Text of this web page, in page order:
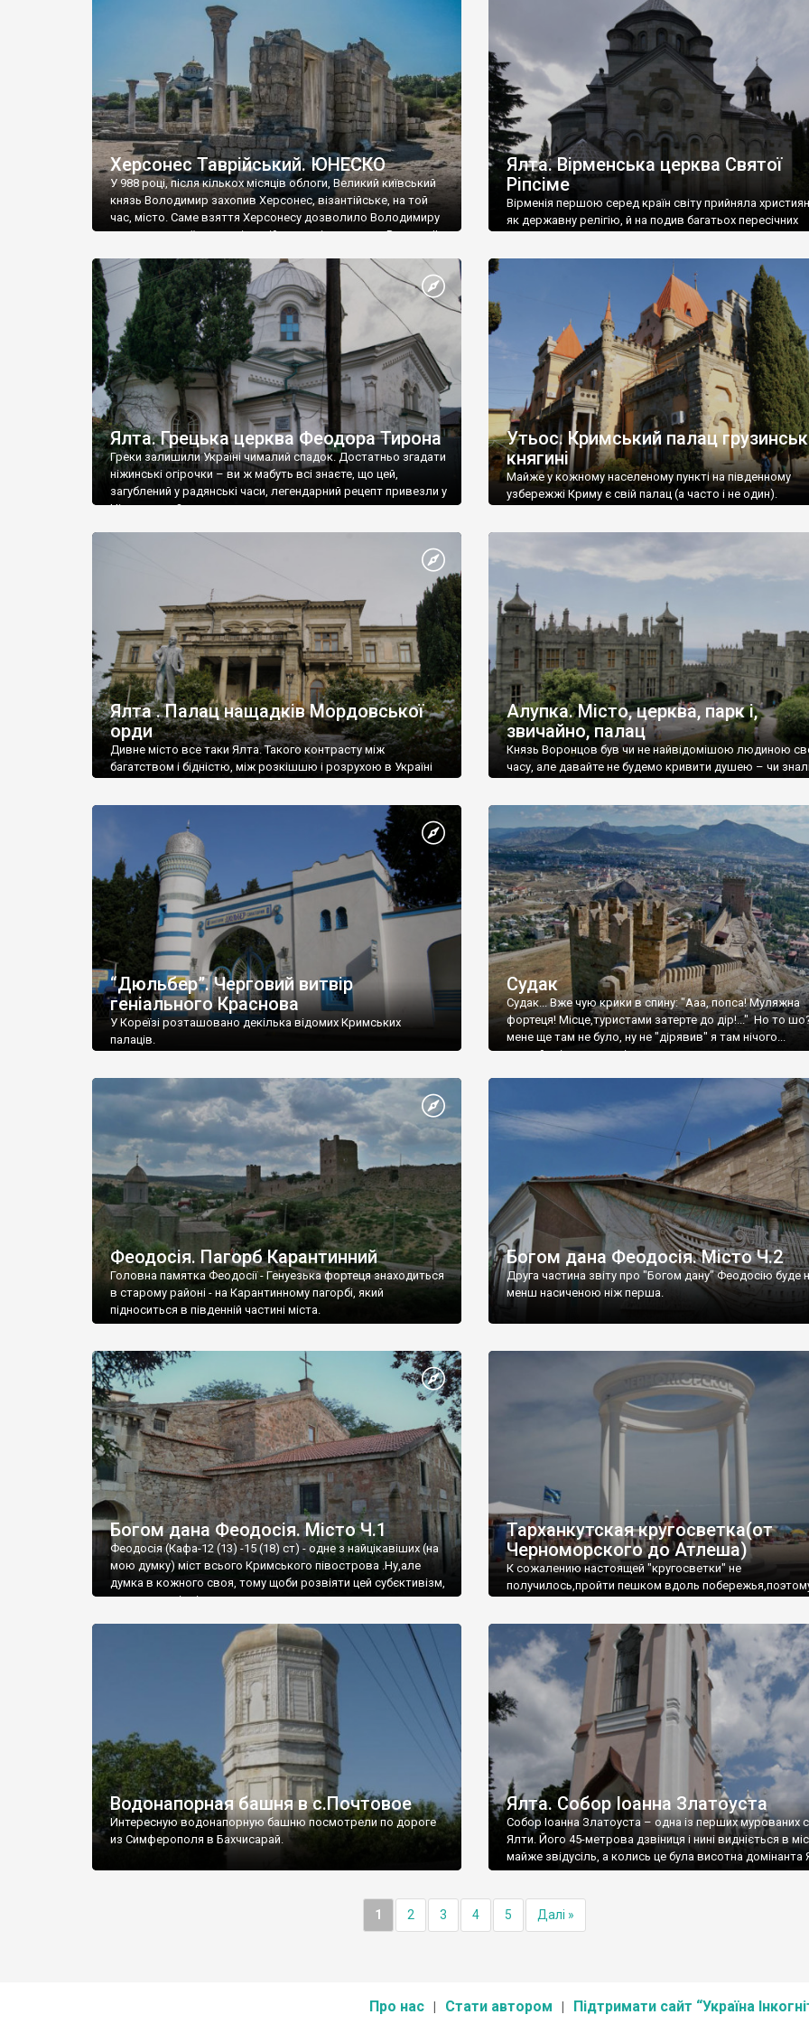
візантійської доби. Раритети викрадені з фондів об’єкту
культурної спадщини ЮНЕСКО «Херсонеса Таврійського».
Офіційно – на виставку «Золото Візантії», але експерти та
влада в Україні вважають це лише […]
називаються «повстяками» (postaki)…” “Вино. Крим
виробляє відмінне вино і його вдосталь: воно все
легке біле і дуже […]
Херсонес Таврійський. ЮНЕСКО
У 988 році, після кількох місяців облоги, Великий київський
князь Володимир захопив Херсонес, візантійське, на той
час, місто. Саме взяття Херсонесу дозволило Володимиру
диктувати свої умови візантійському імператору Василю ІІ,
Херсонесі Володимир-язичник, став Василем-
християнином. А потім було Хрещення Русі. На честь
Херсонесу Таврійського названо місто […]
Ялта. Вірменська церква Святої
Ріпсіме
Вірменія першою серед країн світу прийняла
як державну релігію, й на подив багатьох пересічних
Ялта. Грецька церква Феодора Тирона
Греки залишили Україні чималий спадок. Достатньо згадати
ніжинські огірочки – ви ж мабуть всі знаєте, що цей,
загублений у радянські часи, легендарний рецепт привезли у
Ніжин греки?
Утьос. Кримський палац
княгині
Майже у кожному населеному пункті на південному
узбережжі Криму є свій палац (а часто і не один).
Ялта . Палац нащадків Мордовської
орди
Дивне місто все таки Ялта. Такого контрасту між
багатством і бідністю, між розкішшю і розрухою в Україні
Алупка. Місто, церква, парк і,
звичайно, палац
Князь Воронцов був чи не найвідомішою людиною
часу, але давайте не будемо кривити душею – чи
“Дюльбер”. Черговий витвір
геніального Краснова
У Кореїзі розташовано декілька відомих Кримських
палаців.
Судак
Судак... Вже чую крики в спину: "Ааа, попса! Муляжна
фортеця! Місце,туристами затерте до дір!..." Но то
мене ще там не було, ну не "дірявив" я там нічого...
принаймні до цього літа.
Феодосія. Пагорб Карантинний
Головна памятка Феодосії - Генуезька фортеця знаходиться
в старому районі - на Карантинному пагорбі, який
підноситься в південній частині міста.
Богом дана Феодосія. Місто Ч.2
Друга частина звіту про "Богом дану" Феодосію буде
менш насиченою ніж перша.
Богом дана Феодосія. Місто Ч.1
Феодосія (Кафа-12 (13) -15 (18) ст) - одне з найцікавіших (на
мою думку) міст всього Кримського півострова .Ну,але
думка в кожного своя, тому щоби розвіяти цей субєктивізм,
запрошую відвідати це
Тарханкутская кругосветка(от
Черноморского до Атлеша)
К сожалению настоящей "кругосветки" не
получилось,пройти пешком вдоль
Водонапорная башня в с.Почтовое
Интересную водонапорную башню посмотрели по дороге
из Симферополя в Бахчисарай.
Ялта. Собор Іоанна Златоуста
Собор Іоанна Златоуста – одна із перших мурованих
Ялти. Його 45-метрова дзвіниця і нині видніється в
майже звідусіль, а колись це була висотна домінанта
1 2 3 4 5 Далі »
Про нас Стати автором Підтримати сайт “Україна